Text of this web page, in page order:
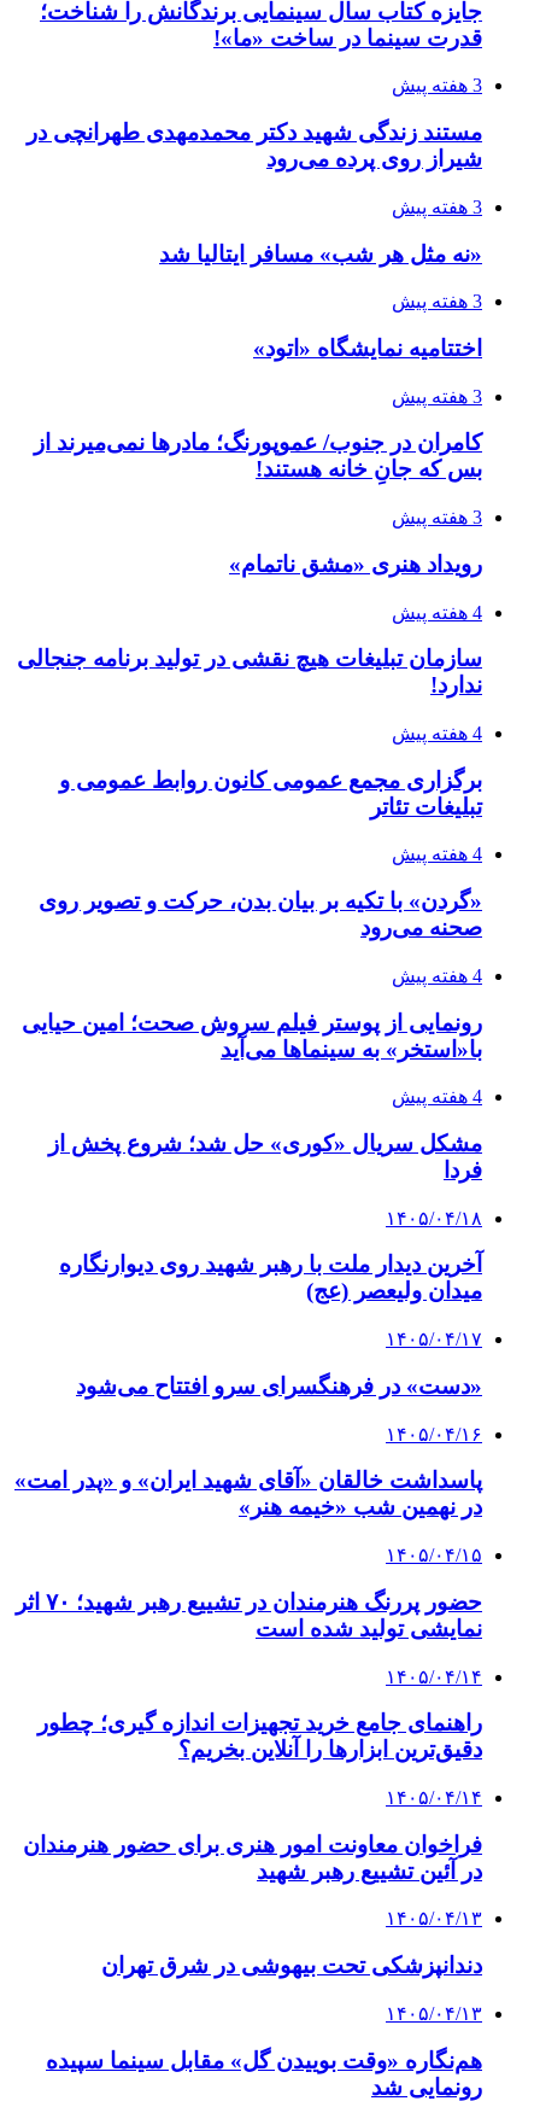
جایزه کتاب سال سینمایی برندگانش را شناخت؛
قدرت سینما در ساخت «ما»!
3 هفته پیش
مستند زندگی شهید دکتر محمدمهدی طهرانچی در
شیراز روی پرده می‌رود
3 هفته پیش
«نه مثل هر شب» مسافر ایتالیا شد
3 هفته پیش
اختتامیه نمایشگاه «اتود»
3 هفته پیش
کامران در جنوب/ عموپورنگ؛ مادرها نمی‌میرند از
بس که جانِ خانه هستند!
3 هفته پیش
رویداد هنری «مشق ناتمام»
4 هفته پیش
سازمان تبلیغات هیچ نقشی در تولید برنامه جنجالی
ندارد!
4 هفته پیش
برگزاری مجمع عمومی کانون روابط عمومی و
تبلیغات تئاتر
4 هفته پیش
«گردن» با تکیه بر بیان بدن، حرکت و تصویر روی
صحنه می‌رود
4 هفته پیش
رونمایی از پوستر فیلم سروش صحت؛ امین حیایی
با«استخر» به سینماها می‌آید
4 هفته پیش
مشکل سریال «کوری» حل شد؛ شروع پخش از
فردا
۱۴۰۵/۰۴/۱۸
آخرین دیدار ملت با رهبر شهید روی دیوارنگاره
میدان ولیعصر (عج)
۱۴۰۵/۰۴/۱۷
«دست» در فرهنگسرای سرو افتتاح می‌شود
۱۴۰۵/۰۴/۱۶
پاسداشت خالقان «آقای شهید ایران» و «پدر امت»
در نهمین شب «خیمه هنر»
۱۴۰۵/۰۴/۱۵
حضور پررنگ هنرمندان در تشییع رهبر شهید؛ ۷۰ اثر
نمایشی تولید شده است
۱۴۰۵/۰۴/۱۴
راهنمای جامع خرید تجهیزات اندازه گیری؛ چطور
دقیق‌ترین ابزارها را آنلاین بخریم؟
۱۴۰۵/۰۴/۱۴
فراخوان معاونت امور هنری برای حضور هنرمندان
در آئین تشییع رهبر شهید
۱۴۰۵/۰۴/۱۳
دندانپزشکی تحت بیهوشی در شرق تهران
۱۴۰۵/۰۴/۱۳
هم‌نگاره «وقت بوییدن گل» مقابل سینما سپیده
رونمایی شد